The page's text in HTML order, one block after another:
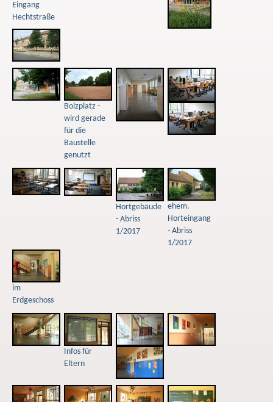
Eingang
Hechtstraße
Bolzplatz -
wird gerade
für die
Baustelle
genutzt
Hortgebäude
- Abriss
1/2017
ehem.
Horteingang
- Abriss
1/2017
im
Erdgeschoss
Infos für
Eltern